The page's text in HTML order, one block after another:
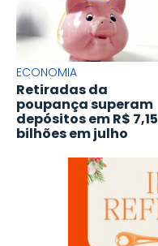
ECONOMIA
Retiradas da
poupança superam
depósitos em R$ 7,15
bilhões em julho